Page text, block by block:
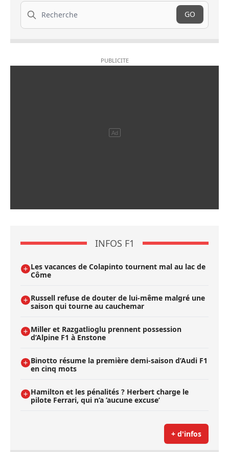
Recherche
GO
INFOS F1
Les vacances de Colapinto tournent mal au lac de
Côme
Russell refuse de douter de lui-même malgré une
saison qui tourne au cauchemar
Miller et Razgatlioglu prennent possession
d’Alpine F1 à Enstone
Binotto résume la première demi-saison d’Audi F1
en cinq mots
Hamilton et les pénalités ? Herbert charge le
pilote Ferrari, qui n’a ’aucune excuse’
+ d'infos